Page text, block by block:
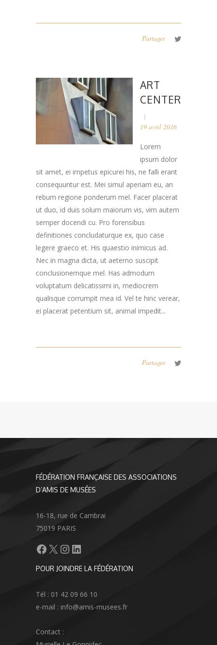
Partager
ART
CENTER
19 avril 2016
Lorem
ipsum dolor
sit amet, ei impetus epicurei his, ne falli erant
consequuntur est. Mei simul aperiam eu, an
rebum regione ponderum mel. Facer placerat
ut duo, id duis solum maiorum vis, vim autem
semper docendi cu. Pro forensibus
definitiones concludaturque ex, quo case
legere graeco et. His quaestio inimicus ad.
Nec in magna dicta, ut aeterno suscipit
conclusionemque mel. Has admodum
voluptatum delicatissimi in, mediocrem
qualisque corrumpit mea id. Vel te hinc verear,
ei placerat petentium sit, animal impedit...
Partager
FÉDÉRATION FRANÇAISE DES ASSOCIATIONS
D’AMIS DE MUSÉES
16-18, rue de Cambrai
75019 PARIS
Facebook
X Instagram
LinkedIn
POUR JOINDRE LA FÉDÉRATION
Tél : 01 42 09 66 10
e-mail : info@amis-musees.fr
Contact :